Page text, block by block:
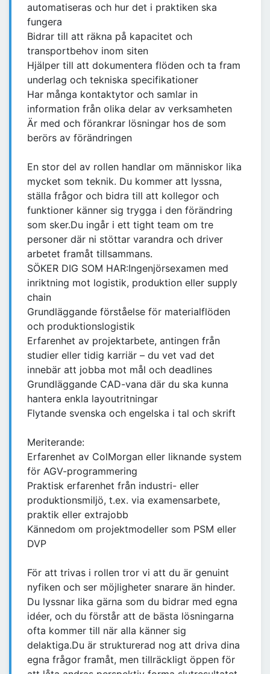
automatiseras och hur det i praktiken ska
fungera
Bidrar till att räkna på kapacitet och
transportbehov inom siten
Hjälper till att dokumentera flöden och ta fram
underlag och tekniska specifikationer
Har många kontaktytor och samlar in
information från olika delar av verksamheten
Är med och förankrar lösningar hos de som
berörs av förändringen
En stor del av rollen handlar om människor lika
mycket som teknik. Du kommer att lyssna,
ställa frågor och bidra till att kollegor och
funktioner känner sig trygga i den förändring
som sker.Du ingår i ett tight team om tre
personer där ni stöttar varandra och driver
arbetet framåt tillsammans.
SÖKER DIG SOM HAR:Ingenjörsexamen med
inriktning mot logistik, produktion eller supply
chain
Grundläggande förståelse för materialflöden
och produktionslogistik
Erfarenhet av projektarbete, antingen från
studier eller tidig karriär – du vet vad det
innebär att jobba mot mål och deadlines
Grundläggande CAD-vana där du ska kunna
hantera enkla layoutritningar
Flytande svenska och engelska i tal och skrift
Meriterande:
Erfarenhet av ColMorgan eller liknande system
för AGV-programmering
Praktisk erfarenhet från industri- eller
produktionsmiljö, t.ex. via examensarbete,
praktik eller extrajobb
Kännedom om projektmodeller som PSM eller
DVP
För att trivas i rollen tror vi att du är genuint
nyfiken och ser möjligheter snarare än hinder.
Du lyssnar lika gärna som du bidrar med egna
idéer, och du förstår att de bästa lösningarna
ofta kommer till när alla känner sig
delaktiga.Du är strukturerad nog att driva dina
egna frågor framåt, men tillräckligt öppen för